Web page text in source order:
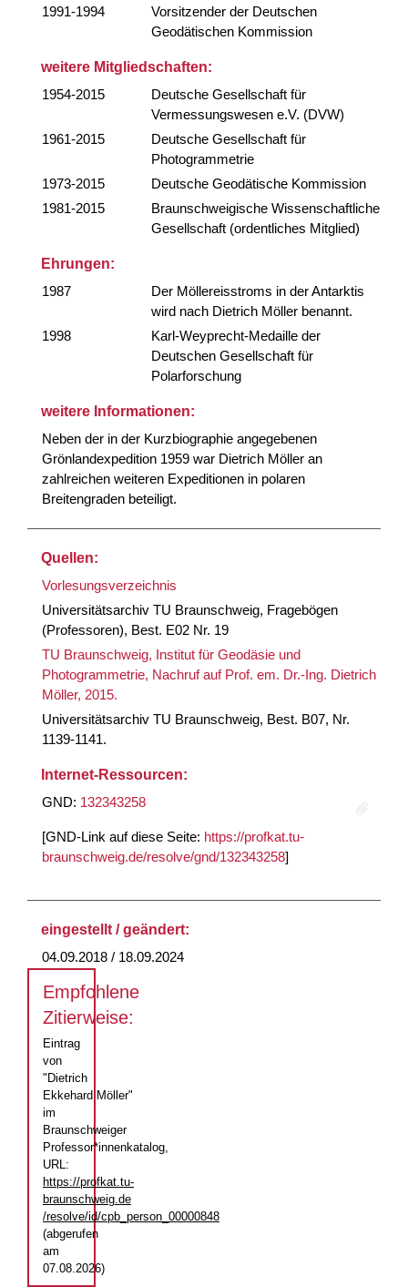
1991-1994
Vorsitzender der Deutschen
Geodätischen Kommission
weitere Mitgliedschaften:
1954-2015
Deutsche Gesellschaft für
Vermessungswesen e.V. (DVW)
1961-2015
Deutsche Gesellschaft für
Photogrammetrie
1973-2015
Deutsche Geodätische Kommission
1981-2015
Braunschweigische Wissenschaftliche
Gesellschaft (ordentliches Mitglied)
Ehrungen:
1987
Der Möllereisstroms in der Antarktis
wird nach Dietrich Möller benannt.
1998
Karl-Weyprecht-Medaille der
Deutschen Gesellschaft für
Polarforschung
weitere Informationen:
Neben der in der Kurzbiographie angegebenen
Grönlandexpedition 1959 war Dietrich Möller an
zahlreichen weiteren Expeditionen in polaren
Breitengraden beteiligt.
Quellen:
Vorlesungsverzeichnis
Universitätsarchiv TU Braunschweig, Fragebögen
(Professoren), Best. E02 Nr. 19
TU Braunschweig, Institut für Geodäsie und
Photogrammetrie, Nachruf auf Prof. em. Dr.-Ing. Dietrich
Möller, 2015.
Universitätsarchiv TU Braunschweig, Best. B07, Nr.
1139-1141.
Internet-Ressourcen:
GND: 132343258
[GND-Link auf diese Seite: https://profkat.tu-
braunschweig.de/resolve/gnd/132343258]
eingestellt / geändert:
04.09.2018 / 18.09.2024
Empfohlene
Zitierweise:
Eintrag
von
"Dietrich
Ekkehard Möller"
im
Braunschweiger
Professor*innenkatalog,
URL:
https://profkat.tu-
braunschweig.de
/resolve/id/cpb_person_00000848
(abgerufen
am
07.08.2026)